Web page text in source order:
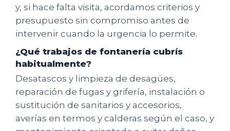
y, si hace falta visita, acordamos criterios y
presupuesto sin compromiso antes de
intervenir cuando la urgencia lo permite.
¿Qué trabajos de fontanería cubrís
habitualmente?
Desatascos y limpieza de desagües,
reparación de fugas y grifería, instalación o
sustitución de sanitarios y accesorios,
averías en termos y calderas según el caso, y